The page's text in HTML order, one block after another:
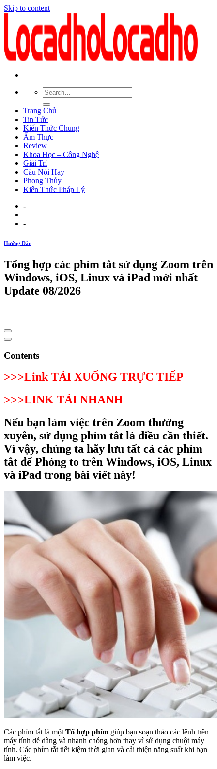
Skip to content
Trang Chủ
Tin Tức
Kiến Thức Chung
Ẩm Thực
Review
Khoa Học – Công Nghệ
Giải Trí
Câu Nói Hay
Phong Thủy
Kiến Thức Pháp Lý
-
-
Hướng Dẫn
Tổng hợp các phím tắt sử dụng Zoom trên
Windows, iOS, Linux và iPad mới nhất
Update 08/2026
Contents
>>>Link TẢI XUỐNG TRỰC TIẾP
>>>LINK TẢI NHANH
Nếu bạn làm việc trên Zoom thường
xuyên, sử dụng phím tắt là điều cần thiết.
Vì vậy, chúng ta hãy lưu tất cả các phím
tắt để Phóng to trên Windows, iOS, Linux
và iPad trong bài viết này!
Các phím tắt là một Tổ hợp phím giúp bạn soạn thảo các lệnh trên
máy tính dễ dàng và nhanh chóng hơn thay vì sử dụng chuột máy
tính. Các phím tắt tiết kiệm thời gian và cải thiện năng suất khi bạn
làm việc.